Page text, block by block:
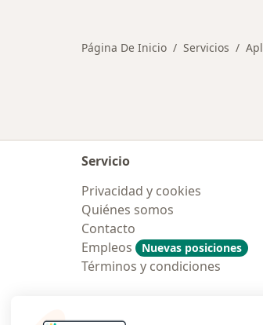
Página De Inicio Servicios
Servicio
Privacidad y cookies
Quiénes somos
Contacto
Empleos
Nuevas posiciones
Términos y condiciones